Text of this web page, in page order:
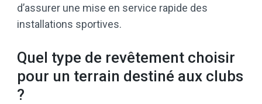
d’assurer une mise en service rapide des
installations sportives.
Quel type de revêtement choisir
pour un terrain destiné aux clubs
?